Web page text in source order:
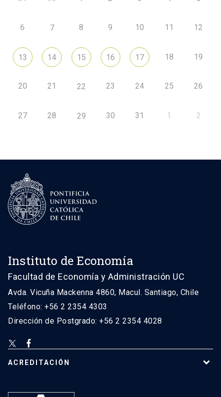
6 7 8 9 10 11 12
13 14 15 16 17 18 19
20 21 22 23 24 25 26
27 28 29 30 31 1 2
Instituto de Economía
Facultad de Economía y Administración UC
Avda. Vicuña Mackenna 4860, Macul. Santiago, Chile
Teléfono: +56 2 2354 4303
Dirección de Postgrado: +56 2 2354 4028
ACREDITACIÓN